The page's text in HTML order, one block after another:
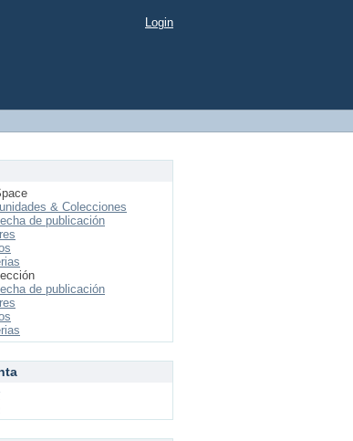
Login
& Colecciones
de publicación
de publicación